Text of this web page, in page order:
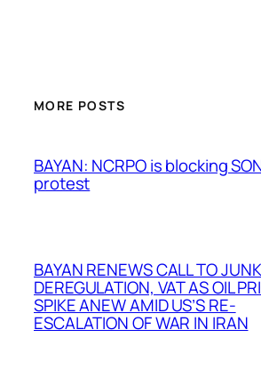
MORE POSTS
BAYAN: NCRPO is blocking
protest
BAYAN RENEWS CALL TO JUNK
DEREGULATION, VAT AS OIL
SPIKE ANEW AMID US’S RE-
ESCALATION OF WAR IN IRAN